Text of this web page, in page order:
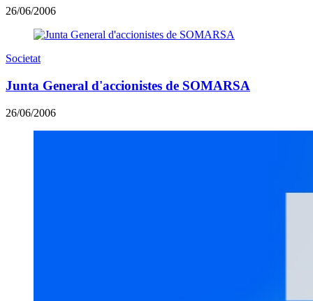
26/06/2006
Societat
Junta General d'accionistes de SOMARSA
26/06/2006